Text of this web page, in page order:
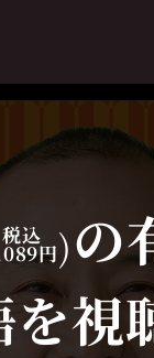
がす
税込
円)の
を視